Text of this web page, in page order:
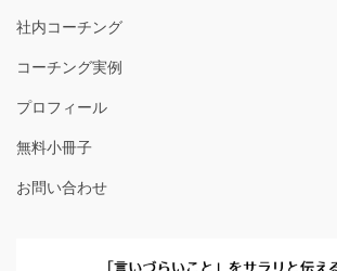
社内コーチング
コーチング実例
プロフィール
無料小冊子
お問い合わせ